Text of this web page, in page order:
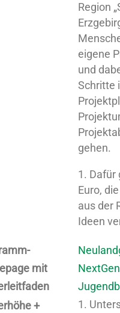
Region
eigene
und
Schritte
gehen.
Dafür
Euro,
aus der
Ideen
mit
+